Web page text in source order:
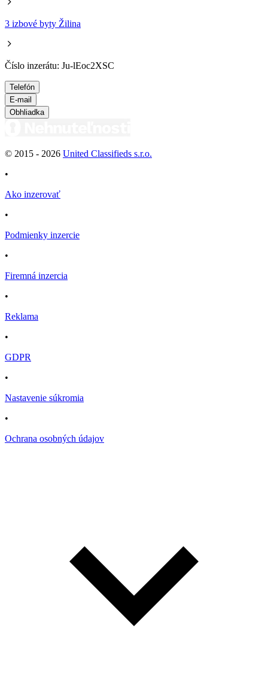
3 izbové byty Žilina
Číslo inzerátu: Ju-lEoc2XSC
Telefón
E-mail
Obhliadka
© 2015 - 2026 United Classifieds s.r.o.
•
Ako inzerovať
•
Podmienky inzercie
•
Firemná inzercia
•
Reklama
•
GDPR
•
Nastavenie súkromia
•
Ochrana osobných údajov